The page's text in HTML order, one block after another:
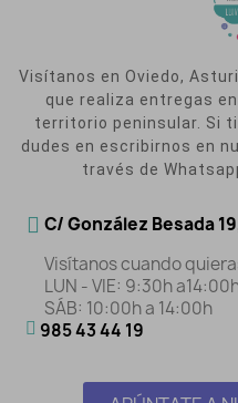
Visítanos en Oviedo,
que realiza entregas
territorio peninsular. Si
dudes en escribirnos en
través de
C/ González Besada
Visítanos cuando
LUN - VIE: 9:30h
SÁB: 10:00h a 14:00h
985 43 44 19